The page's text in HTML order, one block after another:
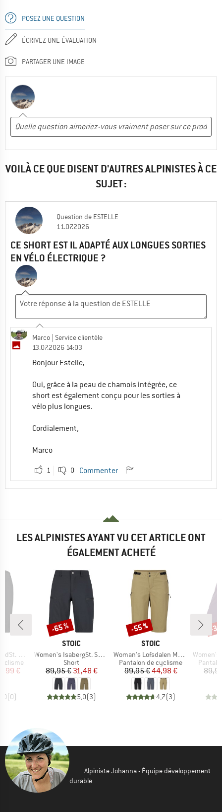
POSEZ UNE QUESTION
ÉCRIVEZ UNE ÉVALUATION
PARTAGER UNE IMAGE
VOILÀ CE QUE DISENT D'AUTRES ALPINISTES À CE
SUJET :
Question de ESTELLE
11.07.2026
CE SHORT EST IL ADAPTÉ AUX LONGUES SORTIES
EN VÉLO ÉLECTRIQUE ?
Marco | Service clientèle
13.07.2026 14:03
Bonjour Estelle,
Oui, grâce à la peau de chamois intégrée, ce
short est également conçu pour les sorties à
vélo plus longues.
Cordialement,
Marco
1 0 Commenter
LES ALPINISTES AYANT VU CET ARTICLE ONT
ÉGALEMENT ACHETÉ
Tight
réduit
€
(0)
MARQUE
STOIC
Article
Women's IsabergSt. Shorts
Product group
Short
Prix
89,95 €Prix réduit
31,48 €
5,0(3)
Remise
-65 %
MARQUE
STOIC
Article
Woman's Lofsdalen MTB Shorts
Product group
Pantalon de cyclisme
Prix
99,95 €Prix réduit
44,98 €
4,7(3)
Remise
-55 %
Article
Women's
-
Alpiniste Johanna - Équipe développement
durable